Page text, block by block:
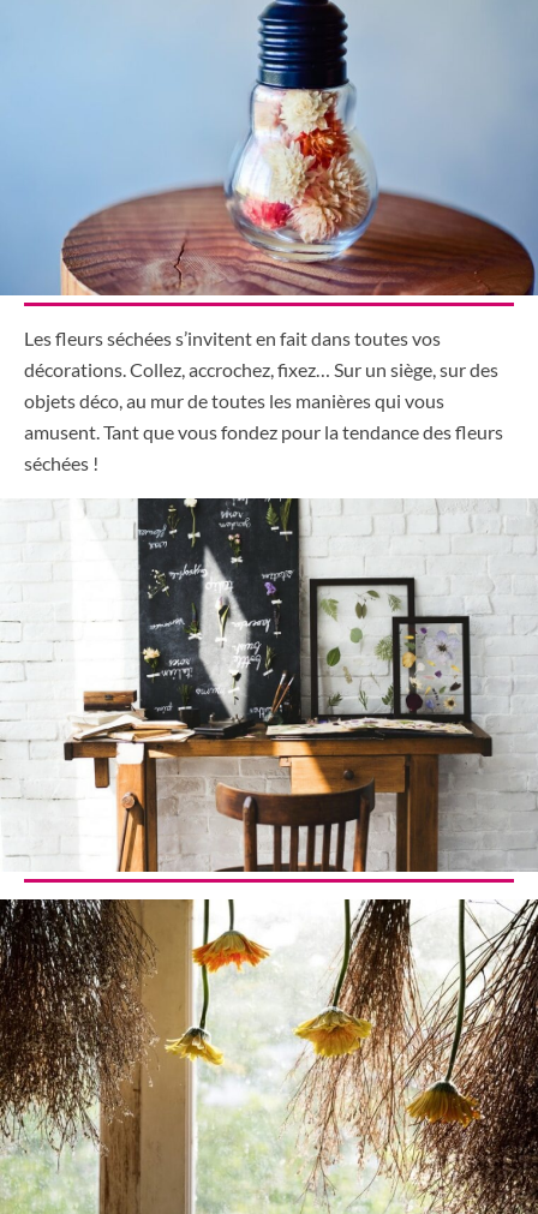
Les fleurs séchées s’invitent en fait dans toutes vos
décorations. Collez, accrochez, fixez… Sur un siège, sur des
objets déco, au mur de toutes les manières qui vous
amusent. Tant que vous fondez pour la tendance des fleurs
séchées !